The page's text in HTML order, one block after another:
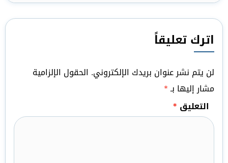
اترك تعليقاً
لن يتم نشر عنوان بريدك الإلكتروني. الحقول الإلزامية
مشار إليها بـ*
التعليق *